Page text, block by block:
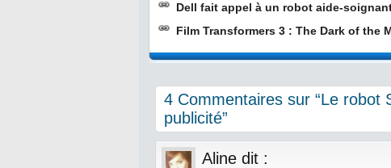
Dell fait appel à un robot aide-
Film Transformers 3 : The Dark of the
4 Commentaires sur “Le robot
publicité”
Aline dit :